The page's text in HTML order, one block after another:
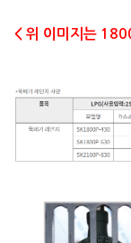
< 위 이미지는